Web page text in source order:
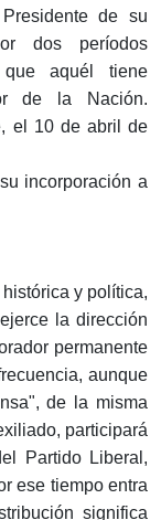
de su
dos períodos
aquél tiene
de la Nación.
el 10 de abril de
incorporación a
y política,
la dirección
permanente
aunque
de la misma
participará
Partido Liberal,
ese tiempo entra
significa